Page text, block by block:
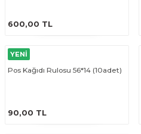
600,00 TL
YENİ
Pos Kağıdı Rulosu 56*14 (10adet)
90,00 TL